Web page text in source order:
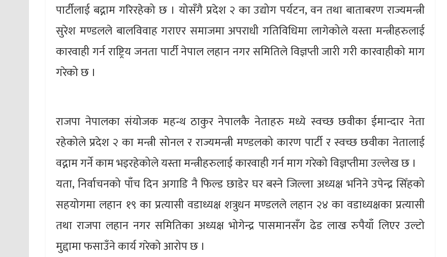
पार्टीलाई बद्नाम गरिरहेको छ । योसँगै प्रदेश २ का उद्योग पर्यटन, वन तथा बाताबरण राज्यमन्त्री
सुरेश मण्डलले बालविवाह गराएर समाजमा अपराधी गतिविधिमा लागेकोले यस्ता मन्त्रीहरुलाई
कारवाही गर्न राष्ट्रिय जनता पार्टी नेपाल लहान नगर समितिले विज्ञप्ती जारी गरी कारवाहीको माग
गरेको छ ।
राजपा नेपालका संयोजक महन्थ ठाकुर नेपालकै नेताहरु मध्ये स्वच्छ छवीका ईमान्दार नेता
रहेकोले प्रदेश २ का मन्त्री सोनल र राज्यमन्त्री मण्डलको कारण पार्टी र स्वच्छ छवीका नेतालाई
वद्नाम गर्ने काम भइरहेकोले यस्ता मन्त्रीहरुलाई कारवाही गर्न माग गरेको विज्ञप्तीमा उल्लेख छ ।
यता, निर्वाचनको पाँच दिन अगाडि नै फिल्ड छाडेर घर बस्ने जिल्ला अध्यक्ष भनिने उपेन्द्र सिँहको
सहयोगमा लहान १९ का प्रत्यासी वडाध्यक्ष शत्रुधन मण्डलले लहान २४ का वडाध्यक्षका प्रत्यासी
तथा राजपा लहान नगर समितिका अध्यक्ष भोगेन्द्र पासमानसँग ढेड लाख रुपैयाँ लिएर उल्टो
मुद्दामा फसाउँने कार्य गरेको आरोप छ ।